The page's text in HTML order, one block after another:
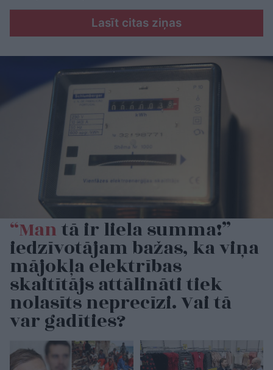
Lasīt citas ziņas
“Mantā ir liela summa!”
iedzīvotājam bažas, ka viņa
mājokļa elektrības
skaitītājs attālināti tiek
nolasīts neprecīzi. Vai tā
var gadīties?